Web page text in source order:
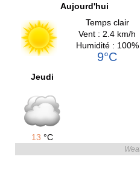
Aujourd'hui
Temps clair
Vent : 2.4 km/h
Humidité : 100%
9°C
Jeudi
13 °C